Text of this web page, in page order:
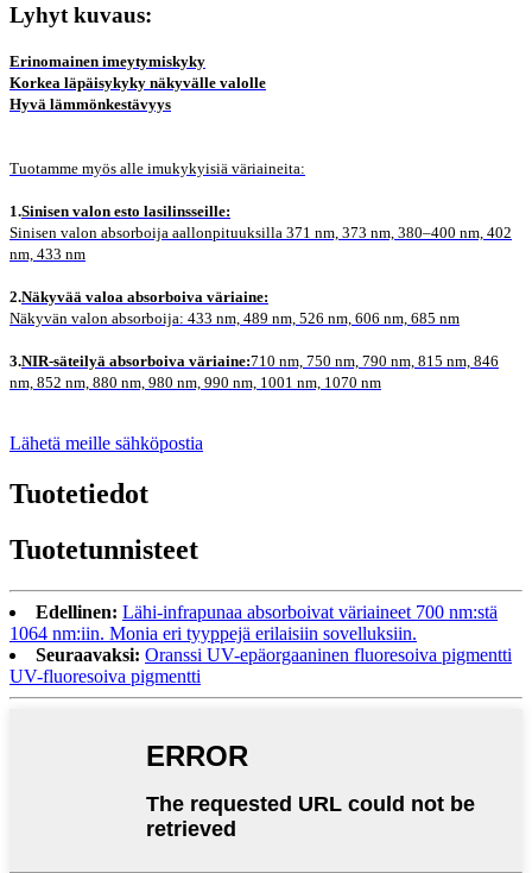
Lyhyt kuvaus:
Erinomainen imeytymiskyky
Korkea läpäisykyky näkyvälle valolle
Hyvä lämmönkestävyys
Tuotamme myös alle imukykyisiä väriaineita:
1.Sinisen valon esto lasilinsseille:
Sinisen valon absorboija aallonpituuksilla 371 nm, 373 nm, 380–400 nm, 402
nm, 433 nm
2.Näkyvää valoa absorboiva väriaine:
Näkyvän valon absorboija: 433 nm, 489 nm, 526 nm, 606 nm, 685 nm
3.NIR-säteilyä absorboiva väriaine:710 nm, 750 nm, 790 nm, 815 nm, 846
nm, 852 nm, 880 nm, 980 nm, 990 nm, 1001 nm, 1070 nm
Lähetä meille sähköpostia
Tuotetiedot
Tuotetunnisteet
Edellinen: Lähi-infrapunaa absorboivat väriaineet 700 nm:stä
1064 nm:iin. Monia eri tyyppejä erilaisiin sovelluksiin.
Seuraavaksi: Oranssi UV-epäorgaaninen fluoresoiva pigmentti
UV-fluoresoiva pigmentti